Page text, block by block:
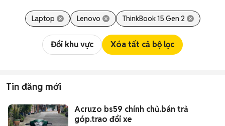
Laptop Lenovo ThinkBook 15 Gen 2
Đổi khu vực Xóa tất cả bộ lọc
Tin đăng mới
Acruzo bs59 chính chủ.bán trả
góp.trao đổi xe